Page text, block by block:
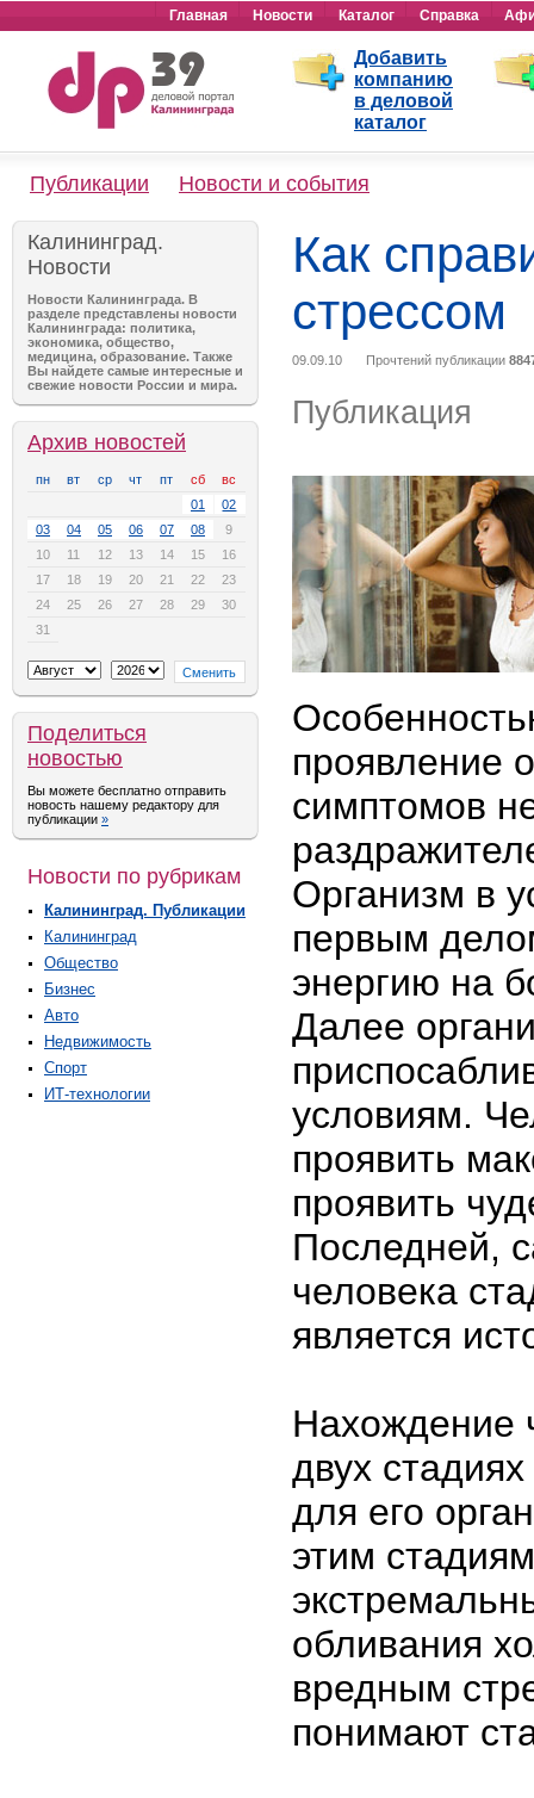
Главная Новости Каталог Справка
Добавить
компанию
в деловой
каталог
Публикации Новости и события
Калининград.
Новости
Новости Калининграда. В
разделе представлены новости
Калининграда: политика,
экономика, общество,
медицина, образование. Также
Вы найдете самые интересные и
свежие новости России и мира.
Архив новостей
пн вт ср чт пт сб
вс
01
02
03
04 05 06 07 08
9
10
11 12 13 14 15
16
17
18 19 20 21 22
23
24
25 26 27 28 29
30
31
Поделиться
новостью
Вы можете бесплатно отправить
новость нашему редактору для
публикации »
Новости по рубрикам
Калининград. Публикации
Калининград
Общество
Бизнес
Авто
Недвижимость
Спорт
ИТ-технологии
Как
стрессом
09.09.10 Прочтений публикации
Публикация
проявление
симптомов
Организм в
первым
энергию на
Далее
условиям.
проявить
проявить
Последней,
человека
является
Нахождение
двух
для его
этим
обливания
вредным
понимают